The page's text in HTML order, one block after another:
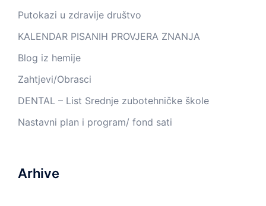
Putokazi u zdravije društvo
KALENDAR PISANIH PROVJERA ZNANJA
Blog iz hemije
Zahtjevi/Obrasci
DENTAL – List Srednje zubotehničke škole
Nastavni plan i program/ fond sati
Arhive